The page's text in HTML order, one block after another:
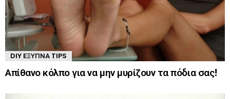
DIY ΈΞΥΠΝΑ TIPS
Απίθανο κόλπο για να μην μυρίζουν τα πόδια σας!